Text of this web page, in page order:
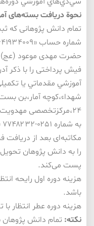
نحوة دریافت بسته‌های
تمام دانش پژوهانی كه
حضرت مهدی موعود (عج)
فیش پرداختی را با ذكر
آموزشي مقدماتي يا
شهداء،كوچه آمار،بن
۲۴،مركزتخصصی
مكاتبه‌ای بعد از
را به دانش پژوهان
پست می‌كند.
باشد.
هزينه دوره عطر انتظار با تخفيف ۸۰۰۰
نكته: تمام دانش پژوهان